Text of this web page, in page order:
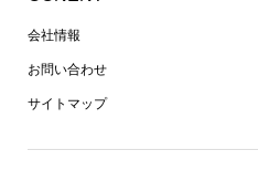
会社情報
お問い合わせ
サイトマップ